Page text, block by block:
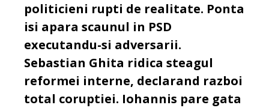
politicieni rupti de realitate. Ponta
isi apara scaunul in PSD
executandu-si adversarii.
Sebastian Ghita ridica steagul
reformei interne, declarand razboi
total coruptiei. Iohannis pare gata